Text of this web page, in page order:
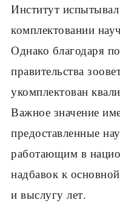
Институт
комплектовании
Однако благодаря
правитель­ства
укомплектован
Важное значение
предоставленные
работающим в
надбавок к
и выслугу лет.